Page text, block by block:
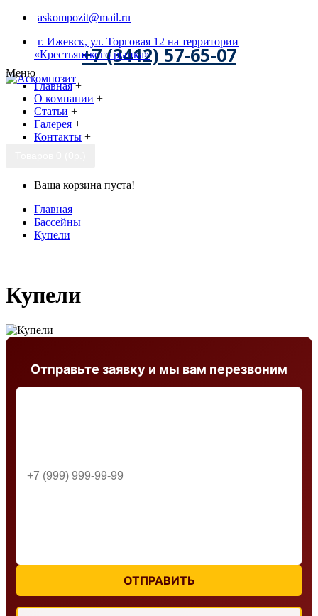
askompozit@mail.ru
г. Ижевск, ул. Торговая 12 на территории
«Крестьянского рынка»
+7 (3412) 57-65-07
Меню
Главная +
О компании +
Статьи +
Галерея +
Контакты +
Ваша корзина пуста!
Главная
Бассейны
Купели
Купели
Отправьте заявку и мы вам перезвоним
ОТПРАВИТЬ